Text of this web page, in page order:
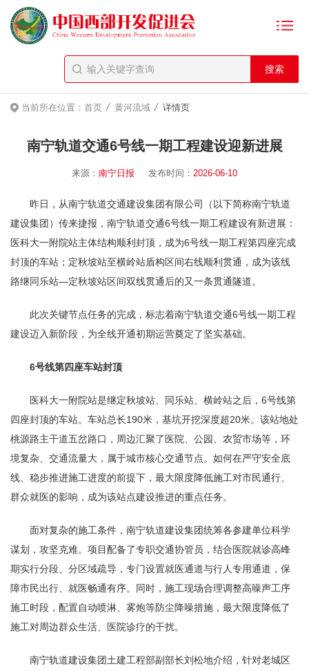
当前所在位置： 首页 / 黄河流域 / 详情页
南宁轨道交通6号线一期工程建设迎新进展
来源： 南宁日报 发布时间： 2026-06-10
昨日，从南宁轨道交通建设集团有限公司（以下简称南宁轨道
建设集团）传来捷报，南宁轨道交通6号线一期工程建设有新进展：
医科大一附院站主体结构顺利封顶，成为6号线一期工程第四座完成
封顶的车站；定秋坡站至横岭站盾构区间右线顺利贯通，成为该线
路继同乐站—定秋坡站区间双线贯通后的又一条贯通隧道。
此次关键节点任务的完成，标志着南宁轨道交通6号线一期工程
建设迈入新阶段，为全线开通初期运营奠定了坚实基础。
6号线第四座车站封顶
医科大一附院站是继定秋坡站、同乐站、横岭站之后，6号线第
四座封顶的车站。车站总长190米，基坑开挖深度超20米。该站地处
桃源路主干道五岔路口，周边汇聚了医院、公园、农贸市场等，环
境复杂、交通流量大，属于城市核心交通节点。如何在严守安全底
线、稳步推进施工进度的前提下，最大限度降低施工对市民通行、
群众就医的影响，成为该站点建设推进的重点任务。
面对复杂的施工条件，南宁轨道建设集团统筹各参建单位科学
谋划，攻坚克难。项目配备了专职交通协管员，结合医院就诊高峰
期实行分段、分区域疏导，专门设置就医通道与行人专用通道，保
障市民出行、就医畅通有序。同时，施工现场合理调整高噪声工序
施工时段，配置自动喷淋、雾炮等防尘降噪措施，最大限度降低了
施工对周边群众生活、医院诊疗的干扰。
南宁轨道建设集团土建工程部副部长刘松地介绍，针对老城区